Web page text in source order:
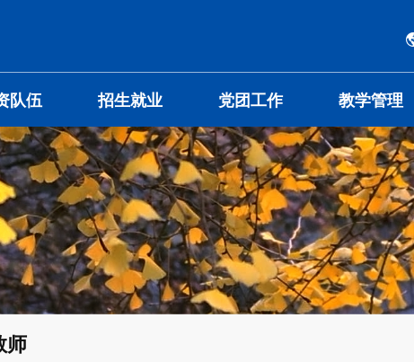
队伍 招生就业 党团工作 教学管理
师